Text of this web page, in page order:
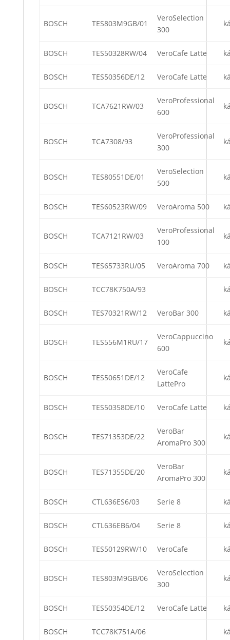
BOSCH TES803M9GB/01
VeroSelection
300
BOSCH TES50328RW/04 VeroCafe Latte
BOSCH TES50356DE/12 VeroCafe Latte
BOSCH TCA7621RW/03
VeroProfessional
600
BOSCH TCA7308/93
VeroProfessional
300
BOSCH TES80551DE/01
VeroSelection
500
BOSCH TES60523RW/09 VeroAroma 500
BOSCH TCA7121RW/03
VeroProfessional
100
BOSCH TES65733RU/05 VeroAroma 700
BOSCH TCC78K750A/93
BOSCH TES70321RW/12 VeroBar 300
BOSCH TES556M1RU/17
VeroCappuccino
600
BOSCH TES50651DE/12
VeroCafe
LattePro
BOSCH TES50358DE/10 VeroCafe Latte
BOSCH TES71353DE/22
VeroBar
AromaPro 300
BOSCH TES71355DE/20
VeroBar
AromaPro 300
BOSCH CTL636ES6/03 Serie 8
BOSCH CTL636EB6/04 Serie 8
BOSCH TES50129RW/10 VeroCafe
BOSCH TES803M9GB/06
VeroSelection
300
BOSCH TES50354DE/12 VeroCafe Latte
BOSCH TCC78K751A/06